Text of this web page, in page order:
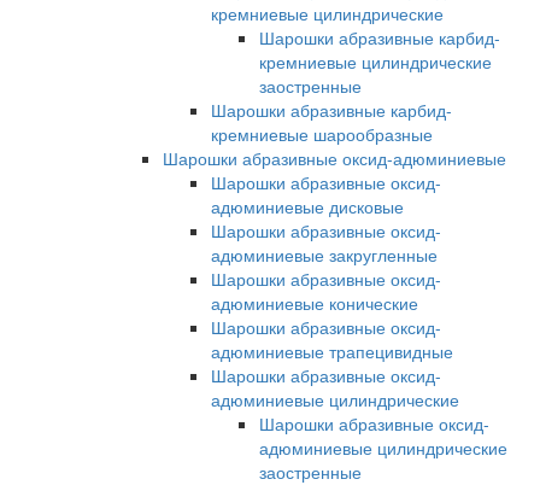
кремниевые цилиндрические
Шарошки абразивные карбид-
кремниевые цилиндрические
заостренные
Шарошки абразивные карбид-
кремниевые шарообразные
Шарошки абразивные оксид-адюминиевые
Шарошки абразивные оксид-
адюминиевые дисковые
Шарошки абразивные оксид-
адюминиевые закругленные
Шарошки абразивные оксид-
адюминиевые конические
Шарошки абразивные оксид-
адюминиевые трапецивидные
Шарошки абразивные оксид-
адюминиевые цилиндрические
Шарошки абразивные оксид-
адюминиевые цилиндрические
заостренные